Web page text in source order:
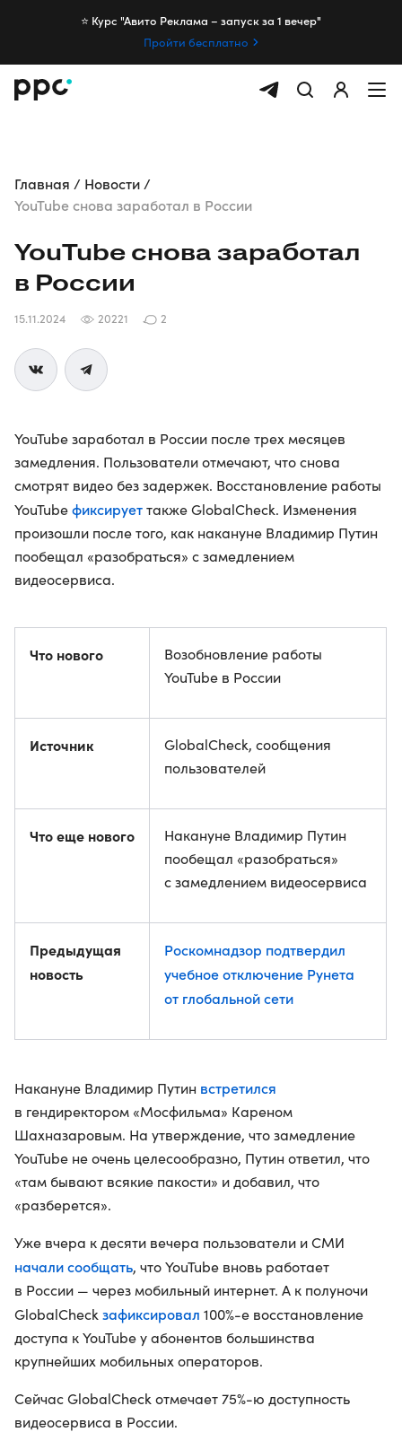
⭐️ Курс "Авито Реклама – запуск за 1 вечер"
Пройти бесплатно
Главная
Новости
YouTube снова заработал в России
YouTube снова заработал
в России
15.11.2024 20221 2
YouTube заработал в России после трех месяцев
замедления. Пользователи отмечают, что снова
смотрят видео без задержек. Восстановление работы
YouTubeфиксируеттакже GlobalCheck. Изменения
произошли после того, как накануне Владимир Путин
пообещал «разобраться» с замедлением
видеосервиса.
Что нового
Возобновление работы
YouTube в России
Источник
GlobalCheck, сообщения
пользователей
Что еще нового
Накануне Владимир Путин
пообещал «разобраться»
с замедлением видеосервиса
Предыдущая
новость
Роскомнадзор подтвердил
учебное отключение Рунета
от глобальной сети
Накануне Владимир Путин встретился
в гендиректором «Мосфильма» Кареном
Шахназаровым. На утверждение, что замедление
YouTube не очень целесообразно, Путин ответил, что
«там бывают всякие пакости» и добавил, что
«разберется».
Уже вчера к десяти вечера пользователи и СМИ
начали сообщать, что YouTube вновь работает
в России — через мобильный интернет. А к полуночи
GlobalCheck зафиксировал 100%-е восстановление
доступа к YouTube у абонентов большинства
крупнейших мобильных операторов.
Сейчас GlobalCheck отмечает 75%-ю доступность
видеосервиса в России.